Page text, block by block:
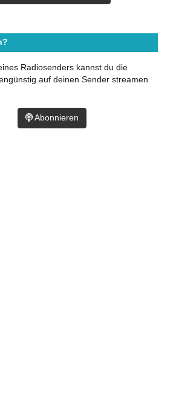
Radiosenders kannst du die
auf deinen Sender streamen
Abonnieren